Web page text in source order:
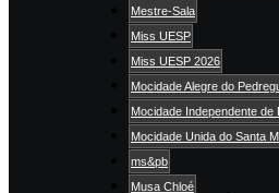
Mestre-Sala
Miss UESP
Miss UESP 2026
Mocidade Alegre do
Mocidade Independente de
Mocidade Unida do Santa
ms&pb
Musa Chloé